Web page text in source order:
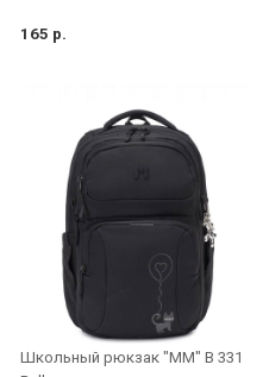
165 р.
Школьный рюкзак "MM" B 331